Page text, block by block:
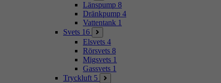
Länspump 8
Dränkpump 4
Vattentank 1
Svets 16
Elsvets 4
Rörsvets 8
Migsvets 1
Gassvets 1
Tryckluft 5